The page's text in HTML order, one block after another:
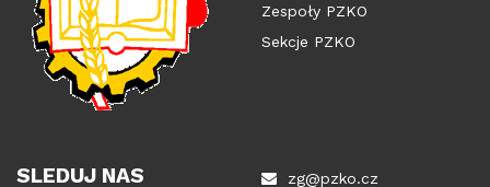
Zespoły PZKO
Sekcje PZKO
SLEDUJ NAS zg@pzko.cz